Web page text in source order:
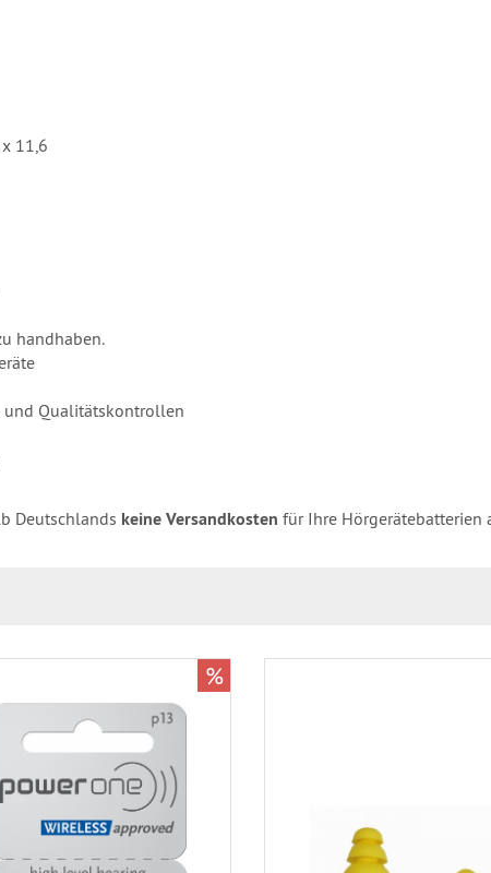
11,6
handhaben.
und Qualitätskontrollen
Deutschlands keine Versandkosten für Ihre Hörgerätebatterien
%